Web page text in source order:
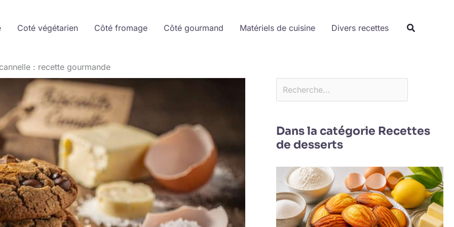
Coté végétarien Côté fromage Côté gourmand Matériels de cuisine Divers recettes
: recette gourmande
Dans la catégorie Recettes
de desserts